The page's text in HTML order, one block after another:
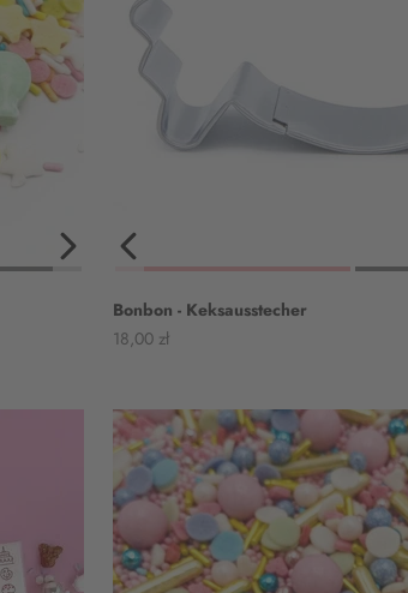
Bonbon - Keksausstecher
Angebot
18,00 zł